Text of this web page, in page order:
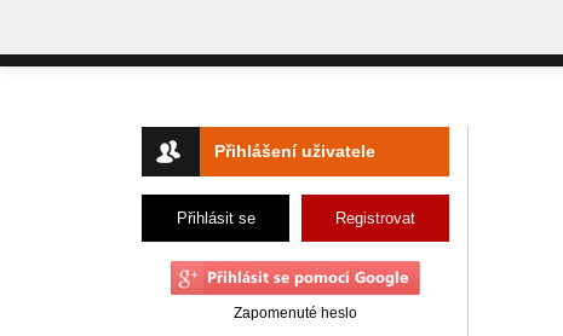
Přihlášení uživatele
Přihlásit se Registrovat
Zapomenuté heslo